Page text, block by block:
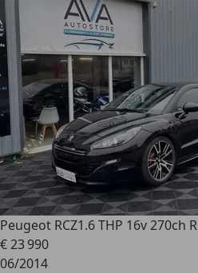
Peugeot RCZ1.6 THP 16v 270ch R
€ 23 990
06/2014